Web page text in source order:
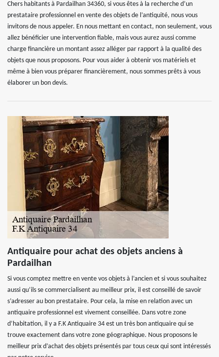
Chers habitants à Pardailhan 34360, si vous êtes à la recherche d’un
prestataire professionnel en vente des objets de l’antiquité, nous vous
invitons de nous appeler. En nous mettant en contact, non seulement, vous
allez bénéficier une intervention fiable, mais vous aurez aussi comme
charge financière un montant assez alléger par rapport à la qualité des
objets que nous proposons. Pour vous aider à obtenir vos matériels et
même à bien vous préparer financièrement, nous sommes prêts à vous
élaborer un bon devis.
Antiquaire pour achat des objets anciens à
Pardailhan
Si vous comptez mettre en vente vos objets à l’ancien et si vous souhaitez
aussi qu’ils se commercialisent au meilleur prix, il est conseillé de savoir
s’adresser au bon prestataire. Pour cela, la mise en relation avec un
antiquaire professionnel est vivement conseillée. Dans votre zone
d’habitation, il y a F.K Antiquaire 34 est un très bon antiquaire qui se
trouve exactement dans votre zone géographique. Nous proposons le
meilleur prix d’achat des objets présentés par tous ceux qui sont intéressés